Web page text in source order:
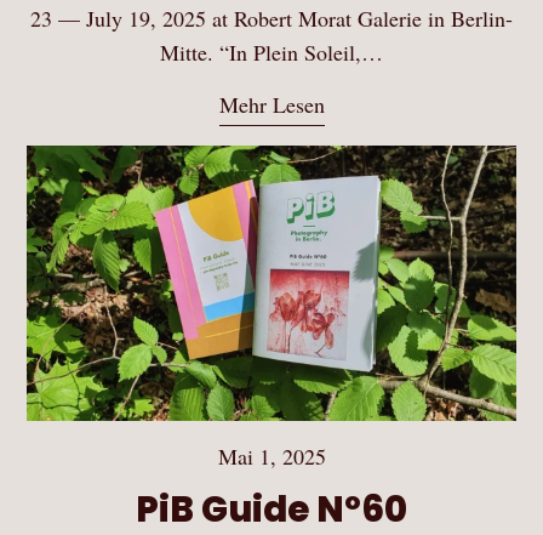
23 — July 19, 2025 at Robert Morat Galerie in Berlin-
Mitte. “In Plein Soleil,…
Mehr Lesen
Mai 1, 2025
PiB Guide Nº60